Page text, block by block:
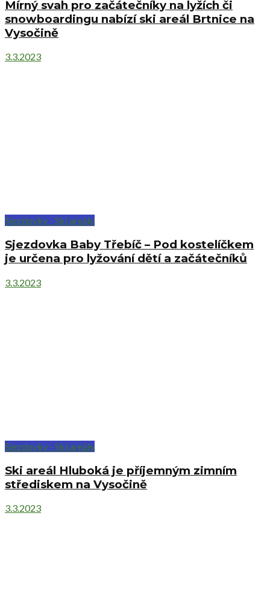
Mírný svah pro začátečníky na lyžích či
snowboardingu nabízí ski areál Brtnice na
Vysočině
3.3.2023
Sjezdovky - Ski areály
Sjezdovka Baby Třebíč – Pod kostelíčkem
je určena pro lyžování dětí a začátečníků
3.3.2023
Sjezdovky - Ski areály
Ski areál Hluboká je příjemným zimním
střediskem na Vysočině
3.3.2023